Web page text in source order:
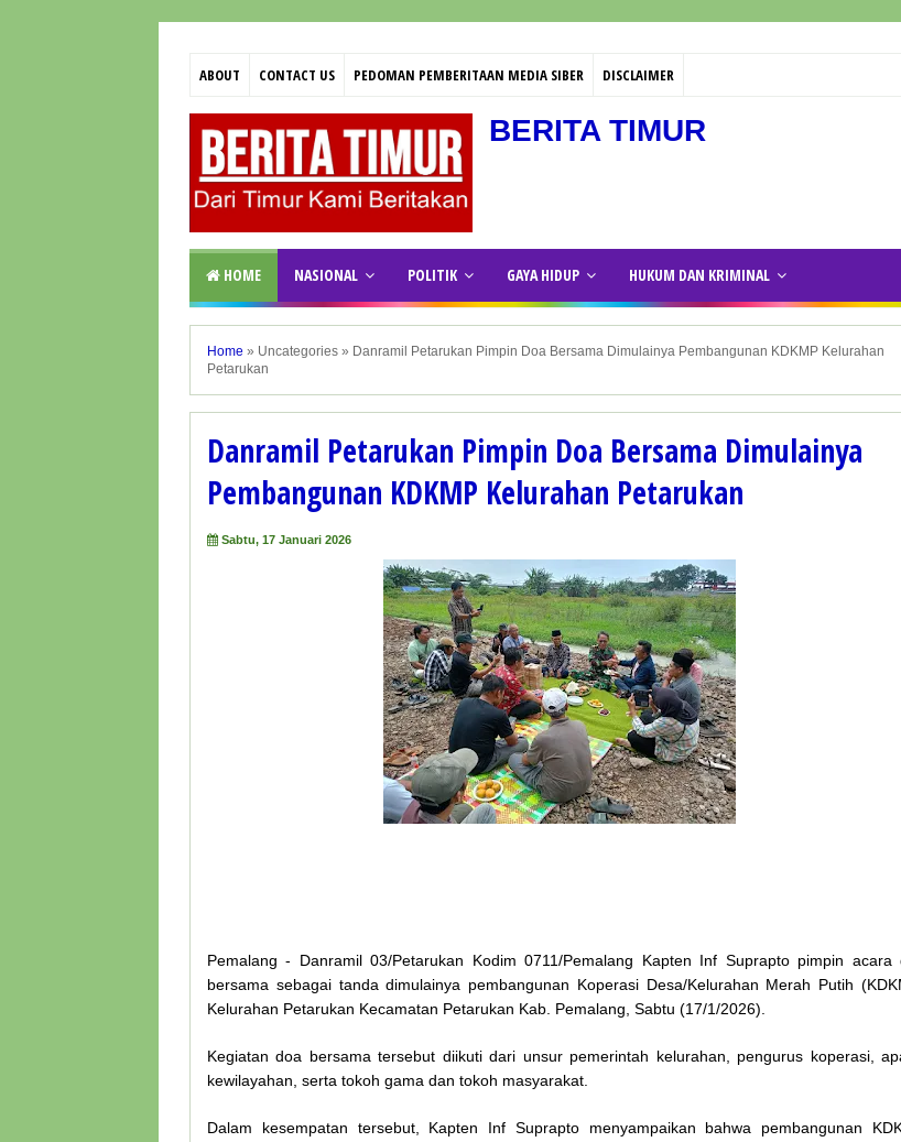
ABOUT CONTACT US PEDOMAN PEMBERITAAN MEDIA SIBER DISCLAIMER
BERITA TIMUR
HOME NASIONAL POLITIK GAYA HIDUP HUKUM DAN KRIMINAL
Home » Uncategories » Danramil Petarukan Pimpin Doa Bersama Dimulainya Pembangunan KDKMP Kelurahan
Petarukan
Danramil Petarukan Pimpin Doa Bersama Dimulainya
Pembangunan KDKMP Kelurahan Petarukan
Sabtu, 17 Januari 2026
Pemalang - Danramil 03/Petarukan Kodim 0711/Pemalang Kapten Inf Suprapto pimpin acara
bersama sebagai tanda dimulainya pembangunan Koperasi Desa/Kelurahan Merah Putih
Kelurahan Petarukan Kecamatan Petarukan Kab. Pemalang, Sabtu (17/1/2026).
Kegiatan doa bersama tersebut diikuti dari unsur pemerintah kelurahan, pengurus koperasi,
kewilayahan, serta tokoh gama dan tokoh masyarakat.
Dalam kesempatan tersebut, Kapten Inf Suprapto menyampaikan bahwa pembangunan